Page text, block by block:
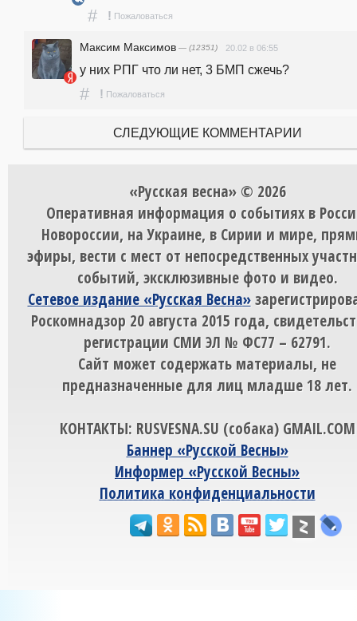
# ! Пожаловаться
Максим Максимов — (12351) 20.02 в 06:55
у них РПГ что ли нет, 3 БМП сжечь?
# ! Пожаловаться
СЛЕДУЮЩИЕ КОММЕНТАРИИ
«Русская весна» © 2026
Оперативная информация о событиях в
Новороссии, на Украине, в Сирии и мире,
эфиры, вести с мест от непосредственных
событий, эксклюзивные фото и видео.
Сетевое издание «Русская Весна»
Роскомнадзор 20 августа 2015 года,
регистрации СМИ ЭЛ № ФС77 – 62791.
Сайт может содержать материалы, не
предназначенные для лиц младше 18 лет.
КОНТАКТЫ: RUSVESNA.SU (собака) GMAIL.COM
Баннер «Русской Весны»
Информер «Русской Весны»
Политика конфиденциальности